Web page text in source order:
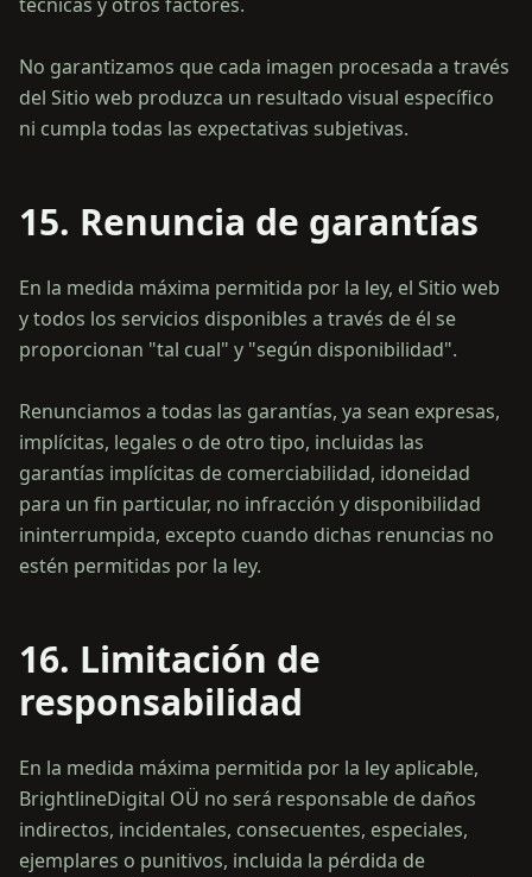
No garantizamos que cada imagen procesada a través
del Sitio web produzca un resultado visual específico
15. Renuncia de garantías
En la medida máxima permitida por la ley, el Sitio web
y todos los servicios disponibles a través de él se
proporcionan "tal cual" y "según disponibilidad".
Renunciamos a todas las garantías, ya sean expresas,
implícitas, legales o de otro tipo, incluidas las
garantías implícitas de comerciabilidad, idoneidad
para un fin particular, no infracción y disponibilidad
ininterrumpida, excepto cuando dichas renuncias no
16. Limitación de
responsabilidad
En la medida máxima permitida por la ley aplicable,
BrightlineDigital OÜ no será responsable de daños
indirectos, incidentales, consecuentes, especiales,
ejemplares o punitivos, incluida la pérdida de